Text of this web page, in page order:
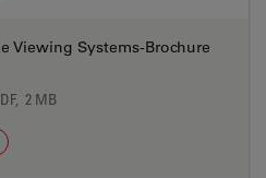
Viewing Systems-Brochure
2 MB